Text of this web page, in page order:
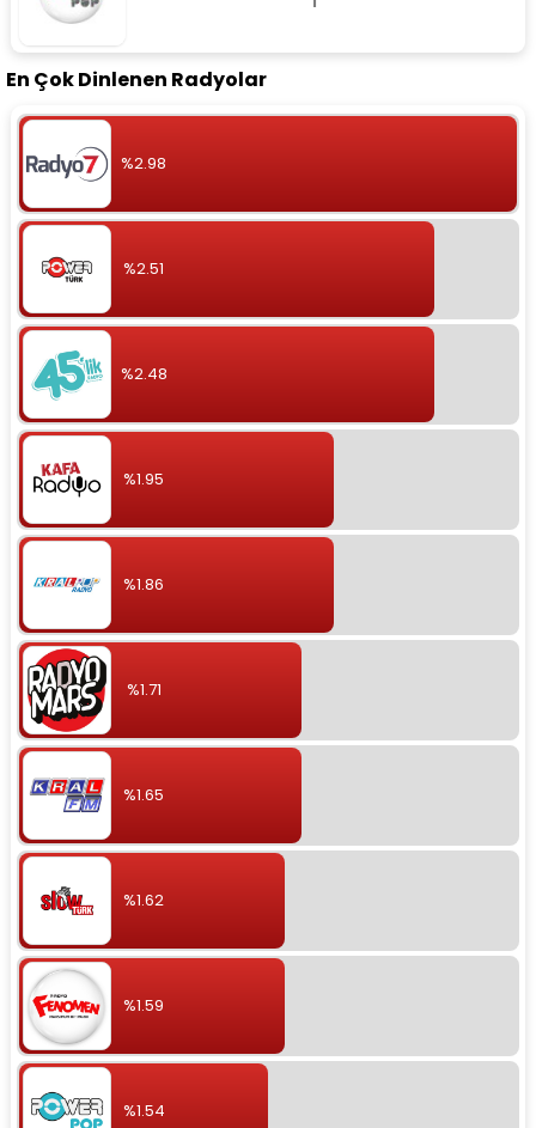
En Çok Dinlenen Radyolar
%2.98
%2.51
%2.48
%1.95
%1.86
%1.71
%1.65
%1.62
%1.59
%1.54